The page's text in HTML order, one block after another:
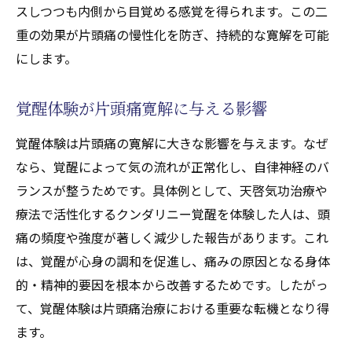
スしつつも内側から目覚める感覚を得られます。この二
重の効果が片頭痛の慢性化を防ぎ、持続的な寛解を可能
にします。
覚醒体験が片頭痛寛解に与える影響
覚醒体験は片頭痛の寛解に大きな影響を与えます。なぜ
なら、覚醒によって気の流れが正常化し、自律神経のバ
ランスが整うためです。具体例として、天啓気功治療や
療法で活性化するクンダリニー覚醒を体験した人は、頭
痛の頻度や強度が著しく減少した報告があります。これ
は、覚醒が心身の調和を促進し、痛みの原因となる身体
的・精神的要因を根本から改善するためです。したがっ
て、覚醒体験は片頭痛治療における重要な転機となり得
ます。